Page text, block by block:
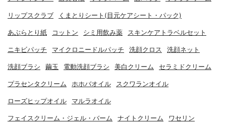
リップスクラブ くまとりシート(目元ケアシート・パック)
あぶらとり紙 コットン シミ用飲み薬 スキンケアトラベルセット
ニキビパッチ マイクロニードルパッチ 洗顔クロス 洗顔ネット
洗顔ブラシ 繭玉 電動洗顔ブラシ 美白クリーム セラミドクリーム
プラセンタクリーム ホホバオイル スクワランオイル
ローズヒップオイル マルラオイル
フェイスクリーム・ジェル・バーム ナイトクリーム ワセリン